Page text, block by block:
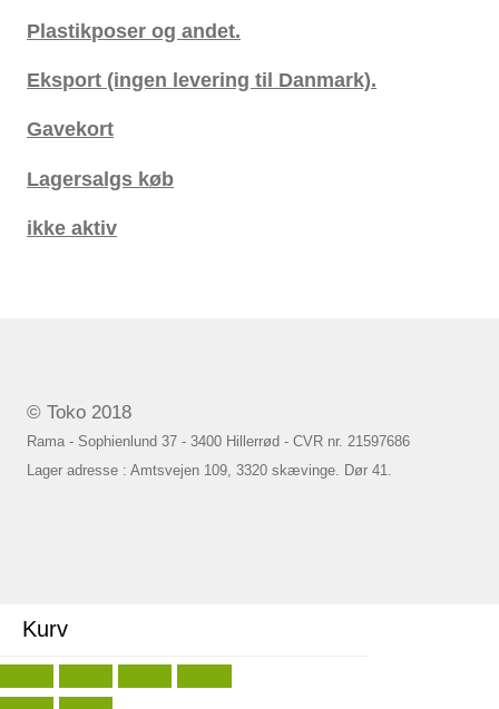
Plastikposer og andet.
Eksport (ingen levering til Danmark).
Gavekort
Lagersalgs køb
ikke aktiv
© Toko 2018
Rama - Sophienlund 37 - 3400 Hillerrød - CVR nr. 21597686
Lager adresse : Amtsvejen 109, 3320 skævinge. Dør 41.
Kurv